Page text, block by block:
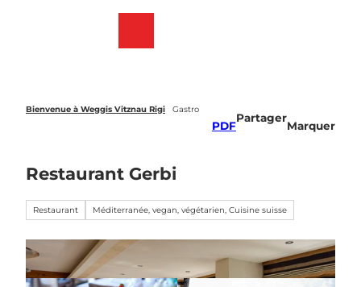
Bienvenue à Weggis Vitznau Rigi Gastro
PDF
Partager
Marquer
Restaurant Gerbi
Restaurant Méditerranée, vegan, végétarien, Cuisine suisse